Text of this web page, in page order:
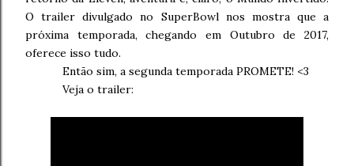
O trailer divulgado no SuperBowl nos mostra que a
próxima temporada, chegando em Outubro de 2017,
oferece isso tudo.
Então sim, a segunda temporada PROMETE! <3
Veja o trailer: